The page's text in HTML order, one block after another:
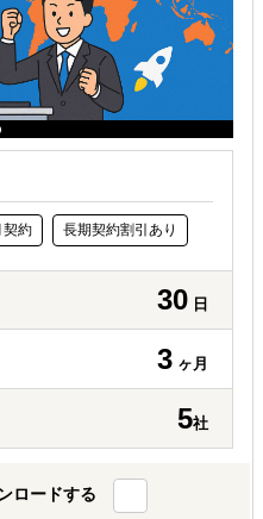
契約 長期契約割引あり
30 日
3 ヶ月
5社
ロードする